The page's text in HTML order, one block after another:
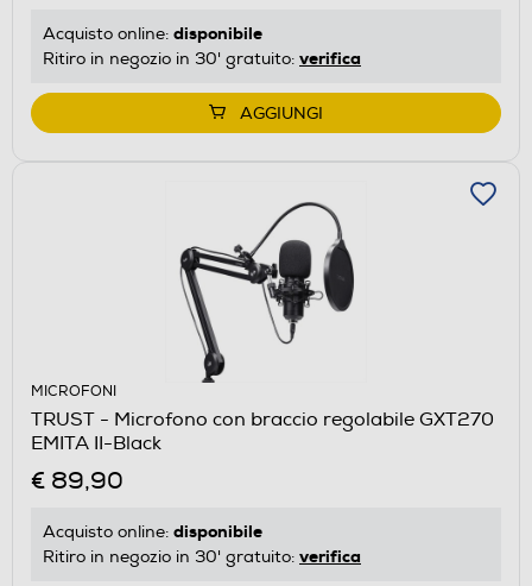
Acquisto online: disponibile
Ritiro in negozio in 30' gratuito: verifica
AGGIUNGI
MICROFONI
TRUST - Microfono con braccio regolabile GXT270
EMITA II-Black
€ 89,90
Acquisto online: disponibile
Ritiro in negozio in 30' gratuito: verifica